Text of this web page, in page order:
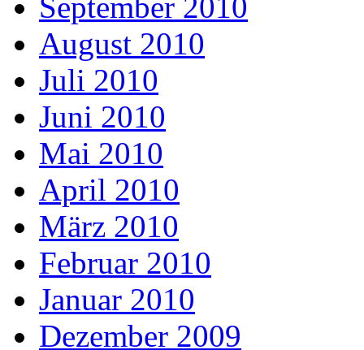
September 2010
August 2010
Juli 2010
Juni 2010
Mai 2010
April 2010
März 2010
Februar 2010
Januar 2010
Dezember 2009